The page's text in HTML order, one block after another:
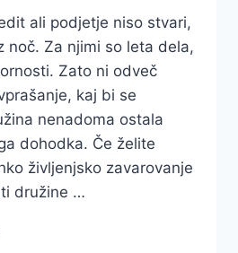
ali podjetje niso stvari,
noč. Za njimi so leta dela,
Zato ni odveč
kaj bi se
nenadoma ostala
dohodka. Če želite
življenjsko zavarovanje
družine …